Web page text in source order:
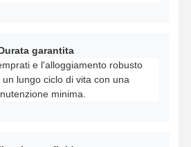
garantita
e l'alloggiamento robusto
lungo ciclo di vita con una
minima.